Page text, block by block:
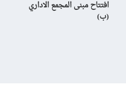
افتتاح مبنى المجمع الاداري
(ب)